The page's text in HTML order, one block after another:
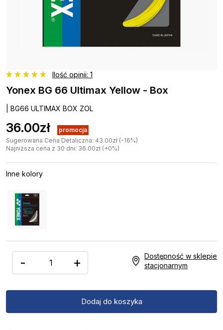
Ilość opinii: 1
Yonex BG 66 Ultimax Yellow - Box
| BG66 ULTIMAX BOX ZOL
36.00zł
promocja
Sugerowana Cena Detaliczna: 43.00zł (-16%)
Najniższa cena z 30 dni: 36.00zł (+0%)
Inne kolory
- +
Dostępność w sklepie
stacjonarnym